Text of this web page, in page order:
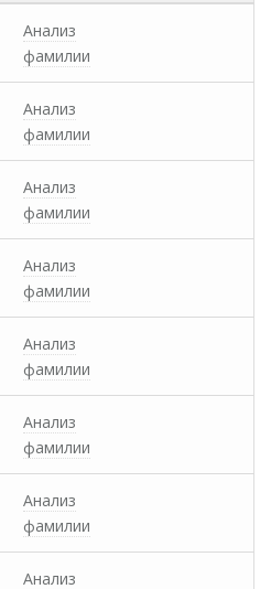
Анализ
фамилии
Анализ
фамилии
Анализ
фамилии
Анализ
фамилии
Анализ
фамилии
Анализ
фамилии
Анализ
фамилии
Анализ